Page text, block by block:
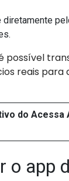
diretamente
possível
reais para
do Acessa
o app